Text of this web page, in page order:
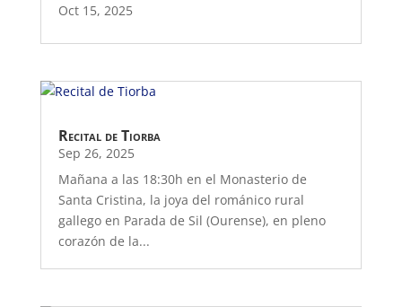
Oct 15, 2025
Recital de Tiorba
Sep 26, 2025
Mañana a las 18:30h en el Monasterio de
Santa Cristina, la joya del románico rural
gallego en Parada de Sil (Ourense), en pleno
corazón de la...